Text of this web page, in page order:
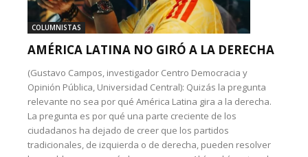
COLUMNISTAS
AMÉRICA LATINA NO GIRÓ A LA DERECHA
(Gustavo Campos, investigador Centro Democracia y
Opinión Pública, Universidad Central): Quizás la pregunta
relevante no sea por qué América Latina gira a la derecha.
La pregunta es por qué una parte creciente de los
ciudadanos ha dejado de creer que los partidos
tradicionales, de izquierda o de derecha, pueden resolver